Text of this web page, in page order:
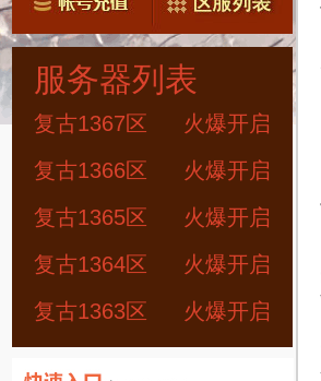
服务器列表
复古1367区
火爆开启
复古1366区
火爆开启
复古1365区
火爆开启
复古1364区
火爆开启
复古1363区
火爆开启